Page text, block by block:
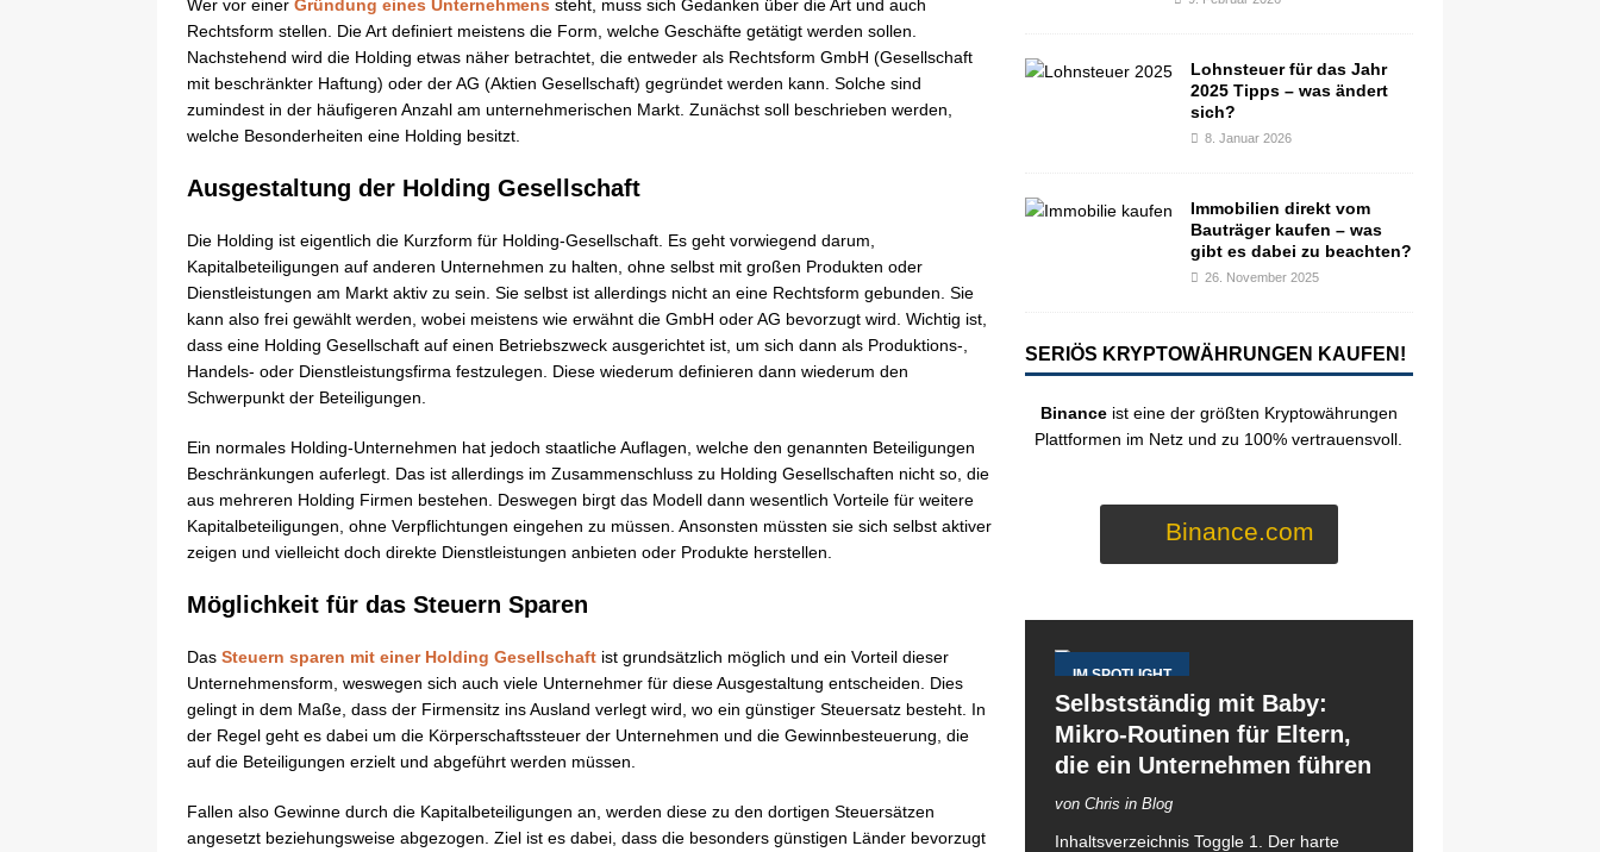
Wer vor einer Gründung eines Unternehmens steht, muss sich Gedanken über die Art und auch
Rechtsform stellen. Die Art definiert meistens die Form, welche Geschäfte getätigt werden sollen.
Nachstehend wird die Holding etwas näher betrachtet, die entweder als Rechtsform GmbH (Gesellschaft
mit beschränkter Haftung) oder der AG (Aktien Gesellschaft) gegründet werden kann. Solche sind
zumindest in der häufigeren Anzahl am unternehmerischen Markt. Zunächst soll beschrieben werden,
welche Besonderheiten eine Holding besitzt.
Ausgestaltung der Holding Gesellschaft
Die Holding ist eigentlich die Kurzform für Holding-Gesellschaft. Es geht vorwiegend darum,
Kapitalbeteiligungen auf anderen Unternehmen zu halten, ohne selbst mit großen Produkten oder
Dienstleistungen am Markt aktiv zu sein. Sie selbst ist allerdings nicht an eine Rechtsform gebunden. Sie
kann also frei gewählt werden, wobei meistens wie erwähnt die GmbH oder AG bevorzugt wird. Wichtig ist,
dass eine Holding Gesellschaft auf einen Betriebszweck ausgerichtet ist, um sich dann als Produktions-,
Handels- oder Dienstleistungsfirma festzulegen. Diese wiederum definieren dann wiederum den
Schwerpunkt der Beteiligungen.
Ein normales Holding-Unternehmen hat jedoch staatliche Auflagen, welche den genannten Beteiligungen
Beschränkungen auferlegt. Das ist allerdings im Zusammenschluss zu Holding Gesellschaften nicht so, die
aus mehreren Holding Firmen bestehen. Deswegen birgt das Modell dann wesentlich Vorteile für weitere
Kapitalbeteiligungen, ohne Verpflichtungen eingehen zu müssen. Ansonsten müssten sie sich selbst aktiver
zeigen und vielleicht doch direkte Dienstleistungen anbieten oder Produkte herstellen.
Möglichkeit für das Steuern Sparen
Das Steuern sparen mit einer Holding Gesellschaft ist grundsätzlich möglich und ein Vorteil dieser
Unternehmensform, weswegen sich auch viele Unternehmer für diese Ausgestaltung entscheiden. Dies
gelingt in dem Maße, dass der Firmensitz ins Ausland verlegt wird, wo ein günstiger Steuersatz besteht. In
der Regel geht es dabei um die Körperschaftssteuer der Unternehmen und die Gewinnbesteuerung, die
auf die Beteiligungen erzielt und abgeführt werden müssen.
Fallen also Gewinne durch die Kapitalbeteiligungen an, werden diese zu den dortigen Steuersätzen
angesetzt beziehungsweise abgezogen. Ziel ist es dabei, dass die besonders günstigen Länder bevorzugt
Lohnsteuer für das Jahr
2025 Tipps – was ändert
sich?
8. Januar 2026
Immobilien direkt vom
Bauträger kaufen – was
gibt es dabei zu beachten?
26. November 2025
SERIÖS KRYPTOWÄHRUNGEN KAUFEN!
Binanceist eine der größten Kryptowährungen
Plattformen im Netz und zu 100% vertrauensvoll.
Binance.com
IM SPOTLIGHT
Selbstständig mit Baby:
Mikro-Routinen für Eltern,
die ein Unternehmen führen
von Chris in Blog
Inhaltsverzeichnis Toggle 1. Der harte